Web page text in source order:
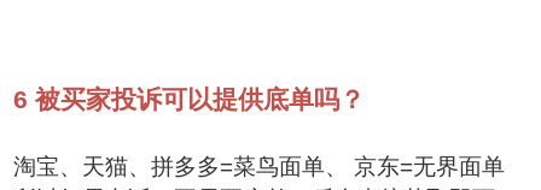
6被买家投诉可以提供底单吗？
淘宝、天猫、拼多多=菜鸟面单、 京东=无界面单